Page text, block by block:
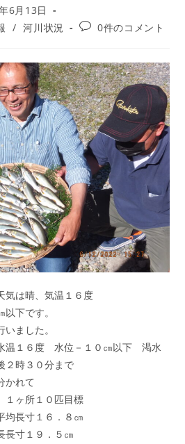
6月13日
/ 河川状況
投
メ
ン
ト:
0件のコメント
気は晴、気温１６度
下です。
ました。
１６度 水位－１０㎝以下 渇水
２時３０分まで
かれて
１ヶ所１０匹目標
長寸１６．８㎝
寸１９．５㎝